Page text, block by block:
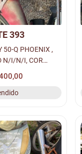
393
50-Q PHOENIX ,
N/I/N/I, COR
GASOLINA,
I, RENAVAM N/I,
MOTOR N/I, LOC.